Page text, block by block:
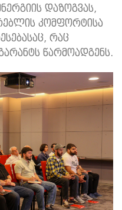
დაზოგვას,
კომფორტისა
რაც
წარმოადგენს.